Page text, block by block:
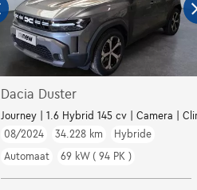
Dacia Duster
Journey | 1.6 Hybrid 145 cv | Camera |
08/2024
34.228 km
Hybride
Automaat
69 kW ( 94 PK )